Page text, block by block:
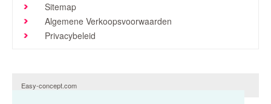
Verkoopspunten
Contact
Sitemap
Algemene Verkoopsvoorwaarden
Privacybeleid
Easy-concept.com